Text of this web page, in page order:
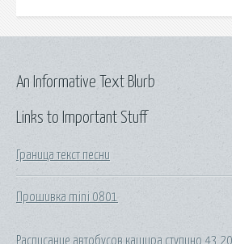
Links to Important Stuff
Граница текст песни
Прошивка mini 0801
Расписание автобусов кашира ступино 43
An Informative Text Blurb